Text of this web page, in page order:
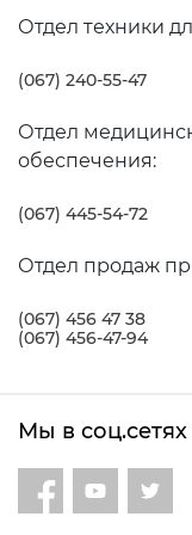
Отдел техники
(067) 240-55-47
Отдел
обеспечения:
(067) 445-54-72
Отдел продаж
(067) 456 47 38
(067) 456-47-94
Мы в соц.сетях